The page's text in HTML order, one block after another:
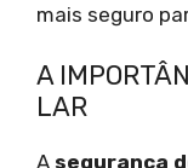
mais seguro
A
LAR
A segurança